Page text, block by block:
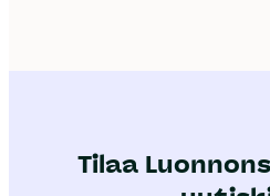
Tilaa